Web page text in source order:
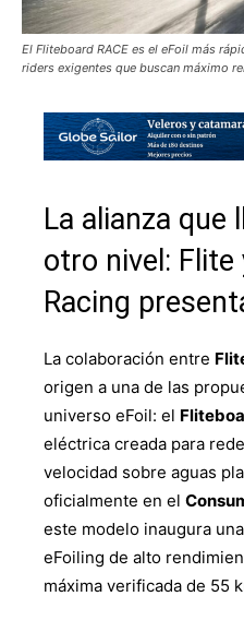
El Fliteboard RACE es el eFoil más
riders exigentes que buscan máximo
La alianza que
otro nivel:
Racing
La colaboración entre
origen a una de las
universo eFoil: el
eléctrica creada para
velocidad sobre aguas
oficialmente en el
este modelo inaugura
eFoiling de alto
máxima verificada de 55